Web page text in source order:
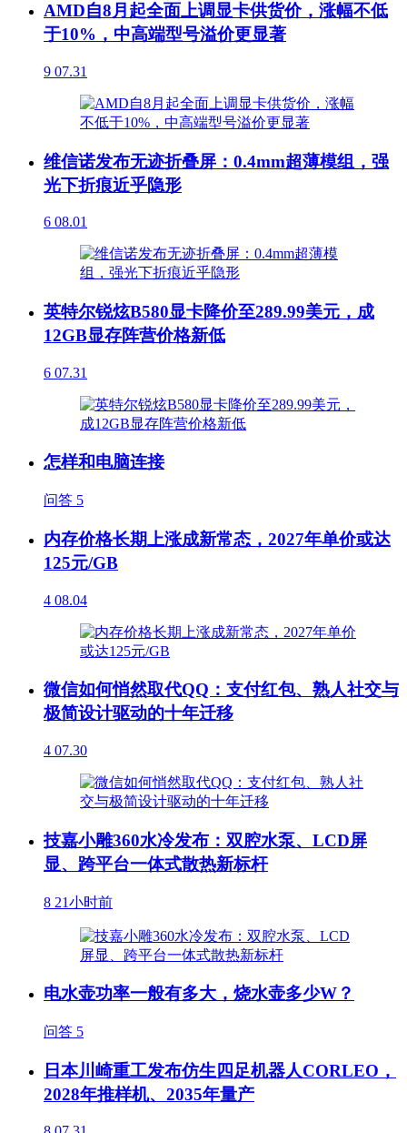
AMD自8月起全面上调显卡供货价，涨幅不低
于10%，中高端型号溢价更显著
9 07.31
维信诺发布无迹折叠屏：0.4mm超薄模组，强
光下折痕近乎隐形
6 08.01
英特尔锐炫B580显卡降价至289.99美元，成
12GB显存阵营价格新低
6 07.31
怎样和电脑连接
问答 5
内存价格长期上涨成新常态，2027年单价或达
125元/GB
4 08.04
微信如何悄然取代QQ：支付红包、熟人社交与
极简设计驱动的十年迁移
4 07.30
技嘉小雕360水冷发布：双腔水泵、LCD屏
显、跨平台一体式散热新标杆
8 21小时前
电水壶功率一般有多大，烧水壶多少W？
问答 5
日本川崎重工发布仿生四足机器人CORLEO，
2028年推样机、2035年量产